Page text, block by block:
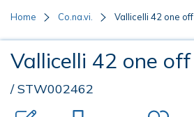
Home Co.na.vi. Vallicelli 42 one off
Vallicelli 42 one off
/ STW002462